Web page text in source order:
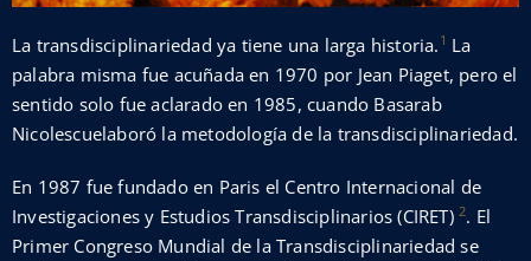
La transdisciplinariedad ya tiene una larga historia. 1 La
palabra misma fue acuñada en 1970 por Jean Piaget, pero el
sentido solo fue aclarado en 1985, cuando Basarab
Nicolescuelaboró la metodología de la transdisciplinariedad.
En 1987 fue fundado en Paris el Centro Internacional de
Investigaciones y Estudios Transdisciplinarios (CIRET) 2. El
Primer Congreso Mundial de la Transdisciplinariedad se